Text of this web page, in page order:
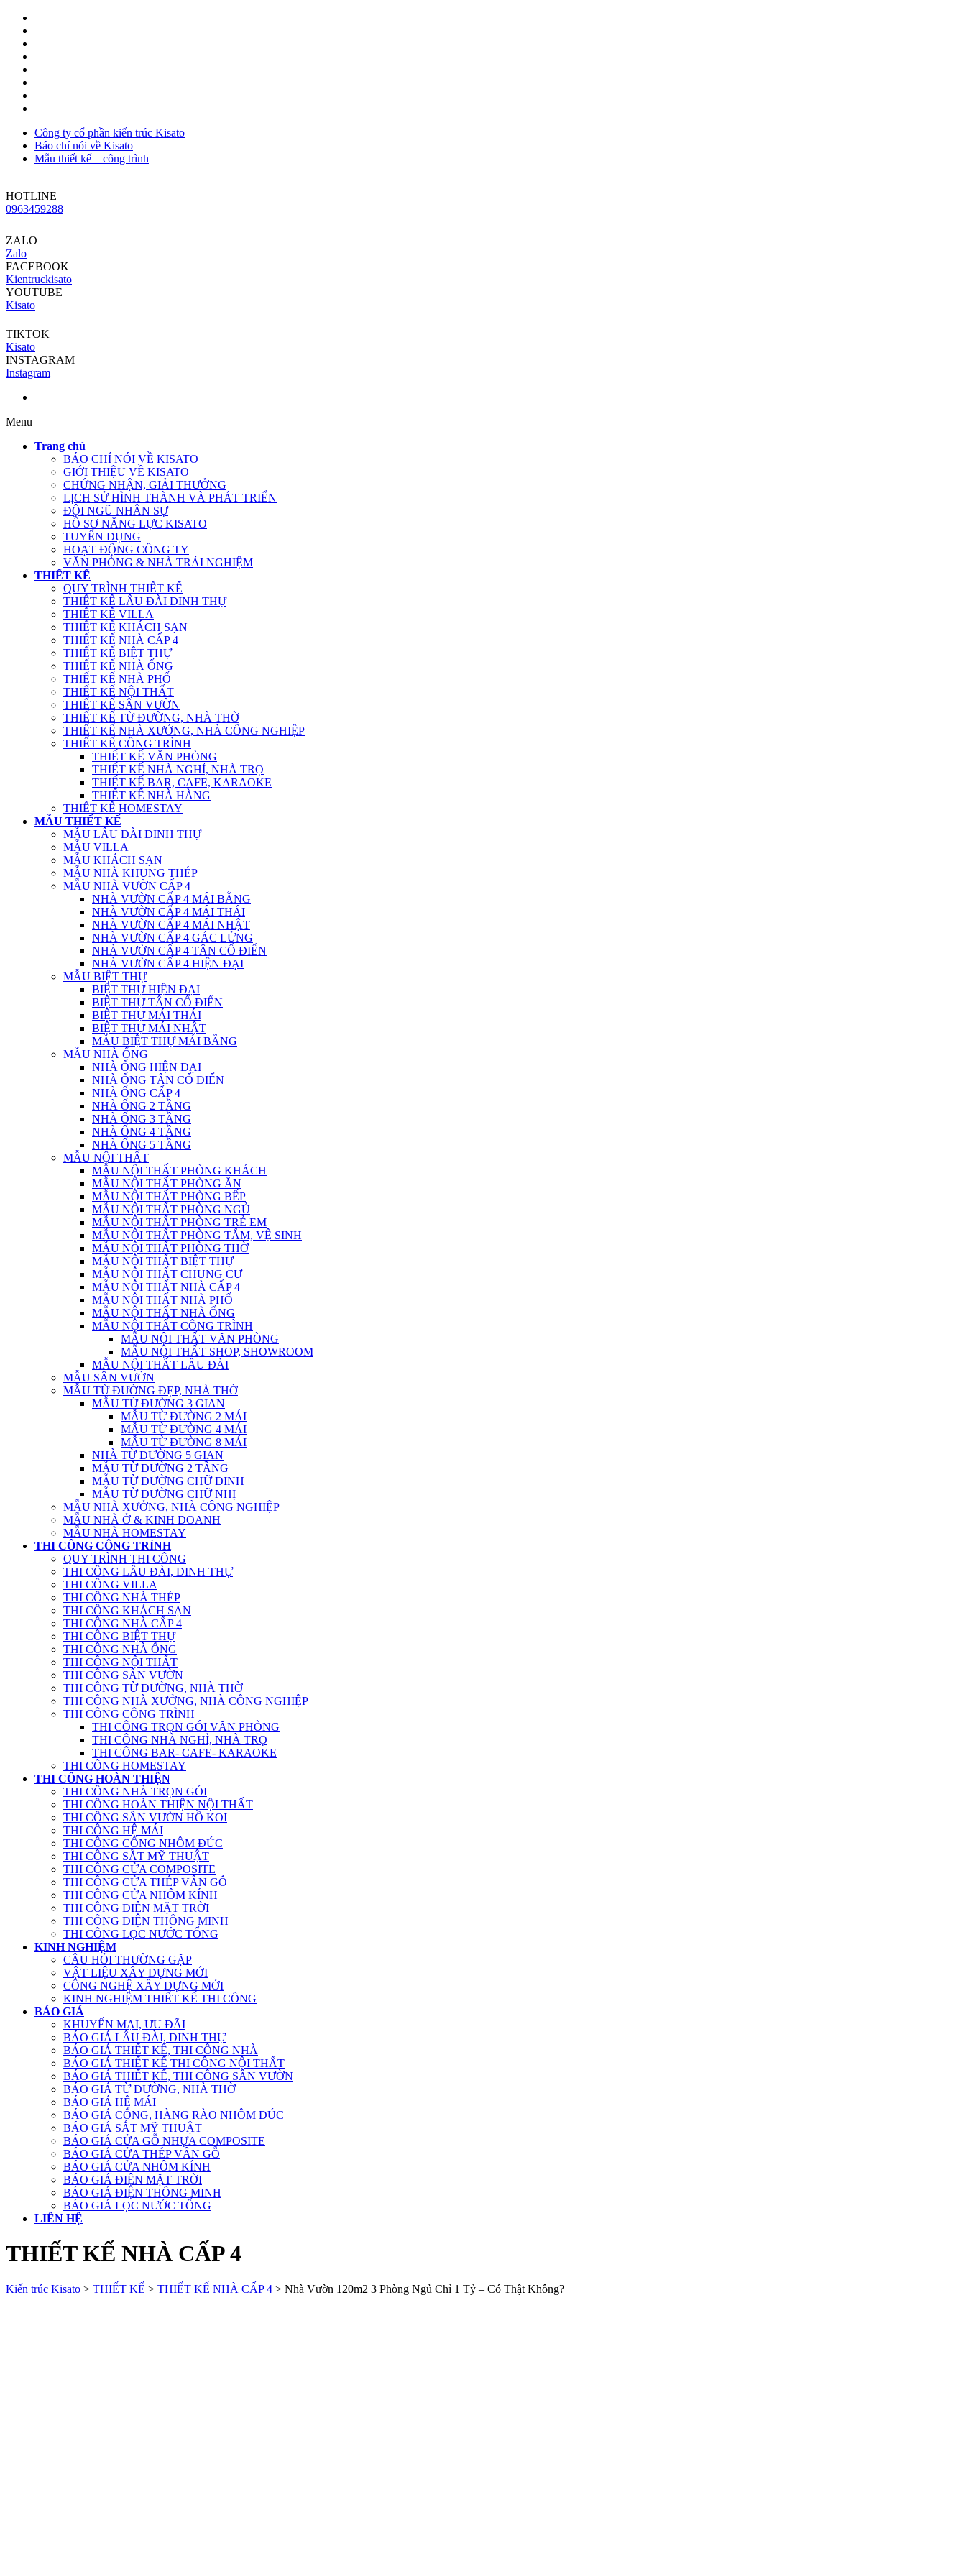
Công ty cổ phần kiến trúc Kisato
Báo chí nói về Kisato
Mẫu thiết kế – công trình
HOTLINE
0963459288
ZALO
Zalo
FACEBOOK
Kientruckisato
YOUTUBE
Kisato
TIKTOK
Kisato
INSTAGRAM
Instagram
Menu
Trang chủ
BÁO CHÍ NÓI VỀ KISATO
GIỚI THIỆU VỀ KISATO
CHỨNG NHẬN, GIẢI THƯỞNG
LỊCH SỬ HÌNH THÀNH VÀ PHÁT TRIỂN
ĐỘI NGŨ NHÂN SỰ
HỒ SƠ NĂNG LỰC KISATO
TUYỂN DỤNG
HOẠT ĐỘNG CÔNG TY
VĂN PHÒNG & NHÀ TRẢI NGHIỆM
THIẾT KẾ
QUY TRÌNH THIẾT KẾ
THIẾT KẾ LÂU ĐÀI DINH THỰ
THIẾT KẾ VILLA
THIẾT KẾ KHÁCH SẠN
THIẾT KẾ NHÀ CẤP 4
THIẾT KẾ BIỆT THỰ
THIẾT KẾ NHÀ ỐNG
THIẾT KẾ NHÀ PHỐ
THIẾT KẾ NỘI THẤT
THIẾT KẾ SÂN VƯỜN
THIẾT KẾ TỪ ĐƯỜNG, NHÀ THỜ
THIẾT KẾ NHÀ XƯỞNG, NHÀ CÔNG NGHIỆP
THIẾT KẾ CÔNG TRÌNH
THIẾT KẾ VĂN PHÒNG
THIẾT KẾ NHÀ NGHỈ, NHÀ TRỌ
THIẾT KẾ BAR, CAFE, KARAOKE
THIẾT KẾ NHÀ HÀNG
THIẾT KẾ HOMESTAY
MẪU THIẾT KẾ
MẪU LÂU ĐÀI DINH THỰ
MẪU VILLA
MẪU KHÁCH SẠN
MẪU NHÀ KHUNG THÉP
MẪU NHÀ VƯỜN CẤP 4
NHÀ VƯỜN CẤP 4 MÁI BẰNG
NHÀ VƯỜN CẤP 4 MÁI THÁI
NHÀ VƯỜN CẤP 4 MÁI NHẬT
NHÀ VƯỜN CẤP 4 GÁC LỬNG
NHÀ VƯỜN CẤP 4 TÂN CỔ ĐIỂN
NHÀ VƯỜN CẤP 4 HIỆN ĐẠI
MẪU BIỆT THỰ
BIỆT THỰ HIỆN ĐẠI
BIỆT THỰ TÂN CỔ ĐIỂN
BIỆT THỰ MÁI THÁI
BIỆT THỰ MÁI NHẬT
MẪU BIỆT THỰ MÁI BẰNG
MẪU NHÀ ỐNG
NHÀ ỐNG HIỆN ĐẠI
NHÀ ỐNG TÂN CỔ ĐIỂN
NHÀ ỐNG CẤP 4
NHÀ ỐNG 2 TẦNG
NHÀ ỐNG 3 TẦNG
NHÀ ỐNG 4 TẦNG
NHÀ ỐNG 5 TẦNG
MẪU NỘI THẤT
MẪU NỘI THẤT PHÒNG KHÁCH
MẪU NỘI THẤT PHÒNG ĂN
MẪU NỘI THẤT PHÒNG BẾP
MẪU NỘI THẤT PHÒNG NGỦ
MẪU NỘI THẤT PHÒNG TRẺ EM
MẪU NỘI THẤT PHÒNG TẮM, VỆ SINH
MẪU NỘI THẤT PHÒNG THỜ
MẪU NỘI THẤT BIỆT THỰ
MẪU NỘI THẤT CHUNG CƯ
MẪU NỘI THẤT NHÀ CẤP 4
MẪU NỘI THẤT NHÀ PHỐ
MẪU NỘI THẤT NHÀ ỐNG
MẪU NỘI THẤT CÔNG TRÌNH
MẪU NỘI THẤT VĂN PHÒNG
MẪU NỘI THẤT SHOP, SHOWROOM
MẪU NỘI THẤT LÂU ĐÀI
MẪU SÂN VƯỜN
MẪU TỪ ĐƯỜNG ĐẸP, NHÀ THỜ
MẪU TỪ ĐƯỜNG 3 GIAN
MẪU TỪ ĐƯỜNG 2 MÁI
MẪU TỪ ĐƯỜNG 4 MÁI
MẪU TỪ ĐƯỜNG 8 MÁI
NHÀ TỪ ĐƯỜNG 5 GIAN
MẪU TỪ ĐƯỜNG 2 TẦNG
MẪU TỪ ĐƯỜNG CHỮ ĐINH
MẪU TỪ ĐƯỜNG CHỮ NHỊ
MẪU NHÀ XƯỞNG, NHÀ CÔNG NGHIỆP
MẪU NHÀ Ở & KINH DOANH
MẪU NHÀ HOMESTAY
THI CÔNG CÔNG TRÌNH
QUY TRÌNH THI CÔNG
THI CÔNG LÂU ĐÀI, DINH THỰ
THI CÔNG VILLA
THI CÔNG NHÀ THÉP
THI CÔNG KHÁCH SẠN
THI CÔNG NHÀ CẤP 4
THI CÔNG BIỆT THỰ
THI CÔNG NHÀ ỐNG
THI CÔNG NỘI THẤT
THI CÔNG SÂN VƯỜN
THI CÔNG TỪ ĐƯỜNG, NHÀ THỜ
THI CÔNG NHÀ XƯỞNG, NHÀ CÔNG NGHIỆP
THI CÔNG CÔNG TRÌNH
THI CÔNG TRỌN GÓI VĂN PHÒNG
THI CÔNG NHÀ NGHỈ, NHÀ TRỌ
THI CÔNG BAR- CAFE- KARAOKE
THI CÔNG HOMESTAY
THI CÔNG HOÀN THIỆN
THI CÔNG NHÀ TRỌN GÓI
THI CÔNG HOÀN THIỆN NỘI THẤT
THI CÔNG SÂN VƯỜN HỒ KOI
THI CÔNG HỆ MÁI
THI CÔNG CỔNG NHÔM ĐÚC
THI CÔNG SẮT MỸ THUẬT
THI CÔNG CỬA COMPOSITE
THI CÔNG CỬA THÉP VÂN GỖ
THI CÔNG CỬA NHÔM KÍNH
THI CÔNG ĐIỆN MẶT TRỜI
THI CÔNG ĐIỆN THÔNG MINH
THI CÔNG LỌC NƯỚC TỔNG
KINH NGHIỆM
CÂU HỎI THƯỜNG GẶP
VẬT LIỆU XÂY DỰNG MỚI
CÔNG NGHỆ XÂY DỰNG MỚI
KINH NGHIỆM THIẾT KẾ THI CÔNG
BÁO GIÁ
KHUYẾN MẠI, ƯU ĐÃI
BÁO GIÁ LÂU ĐÀI, DINH THỰ
BÁO GIÁ THIẾT KẾ, THI CÔNG NHÀ
BÁO GIÁ THIẾT KẾ THI CÔNG NỘI THẤT
BÁO GIÁ THIẾT KẾ, THI CÔNG SÂN VƯỜN
BÁO GIÁ TỪ ĐƯỜNG, NHÀ THỜ
BÁO GIÁ HỆ MÁI
BÁO GIÁ CỔNG, HÀNG RÀO NHÔM ĐÚC
BÁO GIÁ SẮT MỸ THUẬT
BÁO GIÁ CỬA GỖ NHỰA COMPOSITE
BÁO GIÁ CỬA THÉP VÂN GỖ
BÁO GIÁ CỬA NHÔM KÍNH
BÁO GIÁ ĐIỆN MẶT TRỜI
BÁO GIÁ ĐIỆN THÔNG MINH
BÁO GIÁ LỌC NƯỚC TỔNG
LIÊN HỆ
THIẾT KẾ NHÀ CẤP 4
Kiến trúc Kisato > THIẾT KẾ > THIẾT KẾ NHÀ CẤP 4 > Nhà Vườn 120m2 3 Phòng Ngủ Chỉ 1 Tỷ – Có Thật Không?